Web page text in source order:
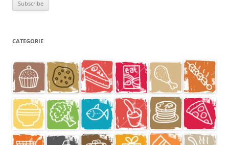
CATEGORIE